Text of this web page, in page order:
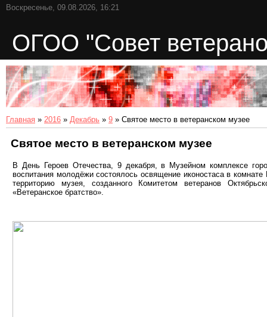
Воскресенье, 09.08.2026, 16:21
ОГОО "Совет
Главная » 2016 » Декабрь » 9 » Святое место в ветеранском музее
Святое место в ветеранском музее
В День Героев Отечества, 9 декабря, в Музейном комплексе
воспитания молодёжи состоялось освящение иконостаса в
территорию музея, созданного Комитетом ветеранов
«Ветеранское братство».